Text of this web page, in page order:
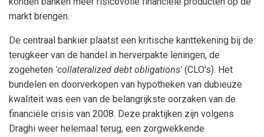
markt brengen.
De centraal bankier plaatst een kritische kanttekening bij de
terugkeer van de handel in herverpakte leningen, de
zogeheten 'collateralized debt obligations' (CLO's). Het
bundelen en doorverkopen van hypotheken van dubieuze
kwaliteit was een van de belangrijkste oorzaken van de
financiële crisis van 2008. Deze praktijken zijn volgens
Draghi weer helemaal terug, een zorgwekkende